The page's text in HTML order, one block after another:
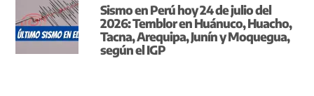
Sismo en Perú hoy 24 de julio del
2026: Temblor en Huánuco, Huacho,
Tacna, Arequipa, Junín y Moquegua,
según el IGP